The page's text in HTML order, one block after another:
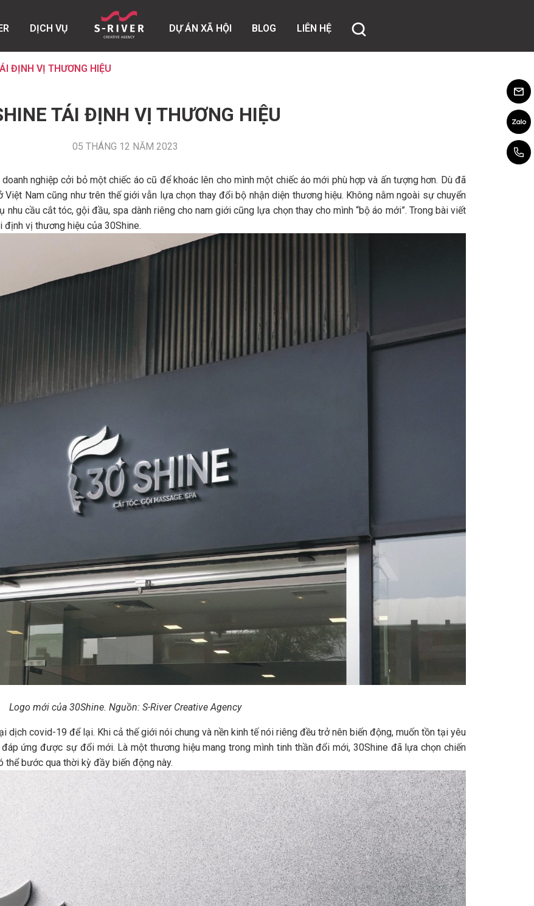
DỊCH VỤ DỰ ÁN XÃ HỘI BLOG LIÊN HỆ
ĐỊNH VỊ THƯƠNG HIỆU
TÁI ĐỊNH VỊ THƯƠNG HIỆU
05 THÁNG 12 NĂM 2023
nghiệp cởi bỏ một chiếc áo cũ để khoác lên cho mình một chiếc áo mới phù hợp và ấn tượng hơn. Dù đã
Nam cũng như trên thế giới vẫn lựa chọn thay đổi bộ nhận diện thương hiệu. Không nằm ngoài sự chuyển
nhu cầu cắt tóc, gội đầu, spa dành riêng cho nam giới cũng lựa chọn thay cho mình “bộ áo mới”. Trong bài viết
vị thương hiệu của 30Shine.
Logo mới của 30Shine. Nguồn: S-River Creative Agency
covid-19 để lại. Khi cả thế giới nói chung và nền kinh tế nói riêng đều trở nên biến động, muốn tồn tại yêu
ứng được sự đổi mới. Là một thương hiệu mang trong mình tinh thần đổi mới, 30Shine đã lựa chọn chiến
thể bước qua thời kỳ đầy biến động này.
Chat Zalo
Hotline: